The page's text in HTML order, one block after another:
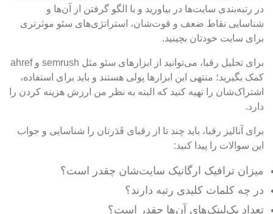
در رتبه‌بندی سایت‌ها در بیاورید و با الگو گرفتن از آن‌ها و
شناسایی نقاط ضعف و قوت‌شان، استراتژی‌های سئو موثرتری
برای سایت خودتان بچینید.
برای تحلیل رقبا، می‌توانید از ابزارهای سئو مثل semrush و ahref
کمک بگیرید؛ منتهی این ابزارها پولی هستند و باید برای استفاده،
اشتراک‌شان را تهیه کنید که البته به نظر من ارزش هزینه کردن را
دارد.
برای آنالیز رقبا، باید چند تا از رقبای قَدَرتان را شناسایی و جواب
این سوالات را پیدا کنید:
میزان ترافیک ارگانیک سایت‌شان چقدر است؟
در چه کلمات کلیدی رتبه دارند؟
تعداد بک‌لینک‌های آن‌ها چقدر است؟